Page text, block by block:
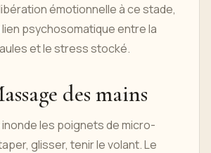
émotionnelle à ce stade,
psychosomatique entre la
et le stress stocké.
des mains
les poignets de micro-
glisser, tenir le volant. Le